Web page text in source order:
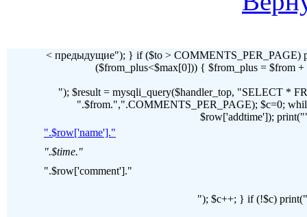
< предыдущие"); } if ($to > COMMENTS_PER_PAGE)
($from_plus<$max[0])) { $from_plus = $from
"); $result = mysqli_query($handler_top, "SELECT *
".$from.",".COMMENTS_PER_PAGE); $c=0;
$row['addtime']);
".$row['name']."
".$time."
".$row['comment']."
"); $c++; } if (!$c)